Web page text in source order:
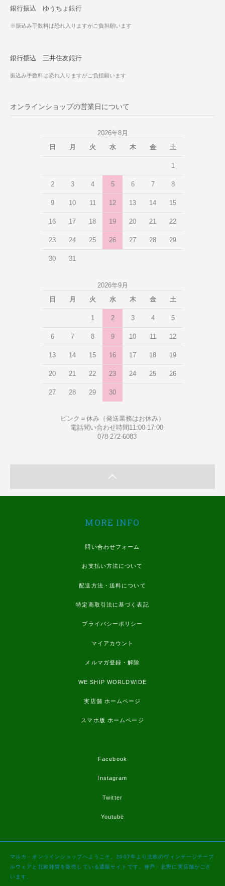
銀行振込 ゆうちょ銀行
※振込み手数料は恐れ入りますがご負担願います
銀行振込 三井住友銀行
振込み手数料は恐れ入りますがご負担願います
オンラインショップの営業日について
2026年8月
日
月 火 水 木 金 土
1
2 3 4 5 6 7 8
9 10 11 12 13 14 15
16 17 18 19 20 21 22
23 24 25 26 27 28 29
30 31
2026年9月
日
月 火 水 木 金 土
1 2 3 4 5
6 7 8 9 10 11 12
13 14 15 16 17 18 19
20 21 22 23 24 25 26
27 28 29 30
ピンク＝休み（発送業務はお休み）
電話問い合わせ時間11:00-17:00
078-272-6083
MORE INFO
問い合わせフォーム
お支払い方法について
配送方法・送料について
特定商取引法に基づく表記
プライバシーポリシー
マイアカウント
メルマガ登録・解除
WE SHIP WORLDWIDE
実店舗 ホームページ
スマホ版 ホームページ
Facebook
Instagram
Twitter
Youtube
マルカ・オンラインショップへようこそ。2007年より北欧のヴィンテージテーブ
ルウェアと北欧雑貨を販売している通販サイトです。神戸・北野に実店舗がござ
います。